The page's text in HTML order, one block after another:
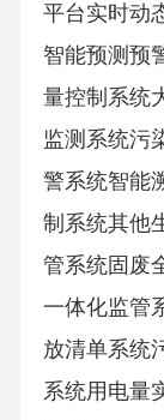
平台实时动
智能预测预
量控制系统
监测系统污
警系统智能
制系统其他
管系统固废
一体化监管
放清单系统
系统用电量